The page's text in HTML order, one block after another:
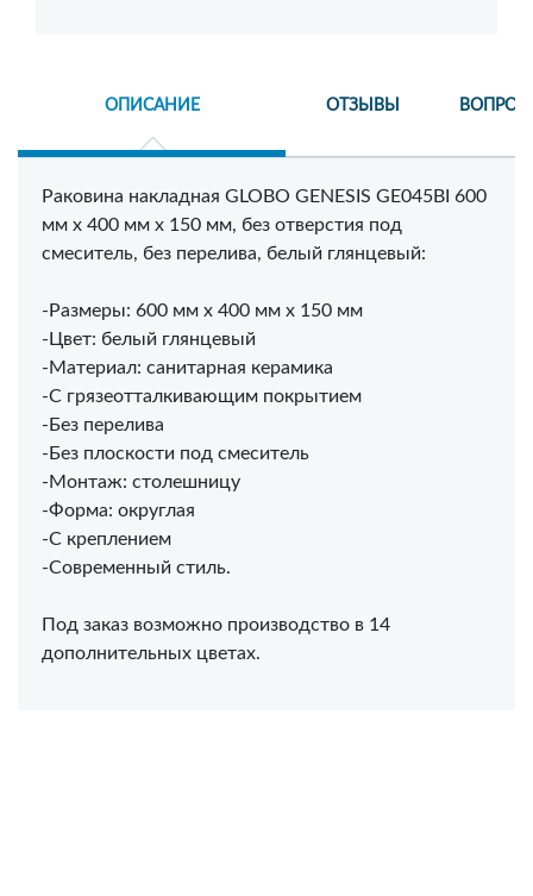
ОПИСАНИЕ ОТЗЫВЫ
Раковина накладная GLOBO GENESIS GE045BI 600
мм х 400 мм х 150 мм, без отверстия под
смеситель, без перелива, белый глянцевый:
-Размеры: 600 мм х 400 мм х 150 мм
-Цвет: белый глянцевый
-Материал: санитарная керамика
-С грязеотталкивающим покрытием
-Без перелива
-Без плоскости под смеситель
-Монтаж: столешницу
-Форма: округлая
-С креплением
-Современный стиль.
Под заказ возможно производство в 14
дополнительных цветах.